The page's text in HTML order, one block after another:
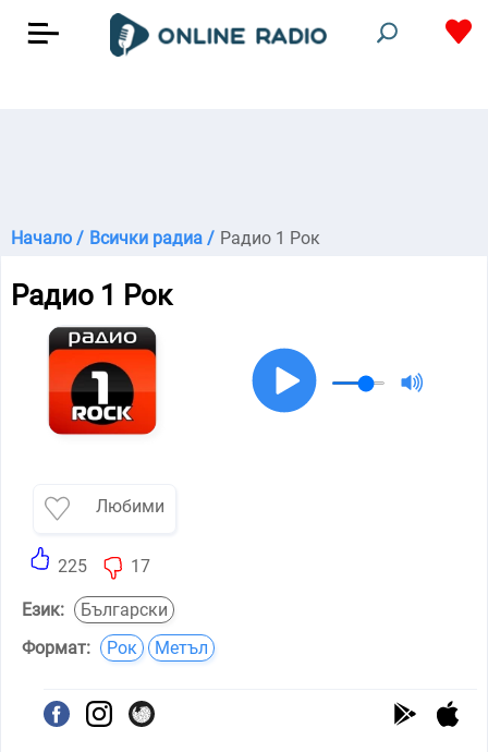
Начало / Всички радиа / Радио 1 Рок
Радио 1 Рок
Любими
225 17
Език:
Български
Формат:
Рок Метъл